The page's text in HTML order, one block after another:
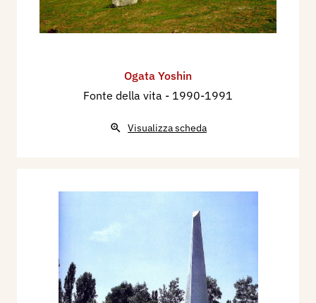
Ogata Yoshin
Fonte della vita - 1990-1991
Visualizza scheda